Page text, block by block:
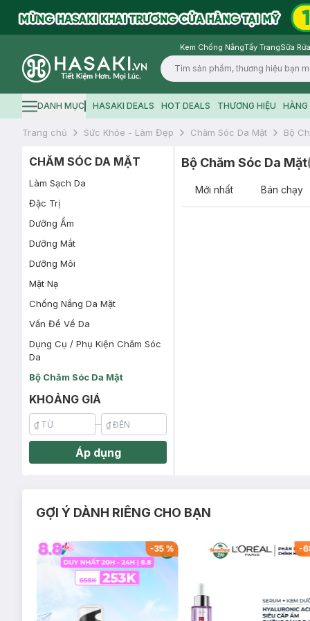
Kem Chống NắngTẩy TrangSữa
Logo
Hamburger icon
DANH MỤC HASAKI DEALS HOT DEALS THƯƠNG HIỆU HÀNG
Trang chủ Sức Khỏe - Làm Đẹp Chăm Sóc Da Mặt Bộ
CHĂM SÓC DA MẶT
Làm Sạch Da
Đặc Trị
Dưỡng Ẩm
Dưỡng Mắt
Dưỡng Môi
Mặt Nạ
Chống Nắng Da Mặt
Vấn Đề Về Da
Dụng Cụ / Phụ Kiện Chăm Sóc
Da
Bộ Chăm Sóc Da Mặt
KHOẢNG GIÁ
Áp dụng
Bộ Chăm Sóc Da Mặt
Mới nhất Bán chạy
GỢI Ý DÀNH RIÊNG CHO BẠN
-35% -